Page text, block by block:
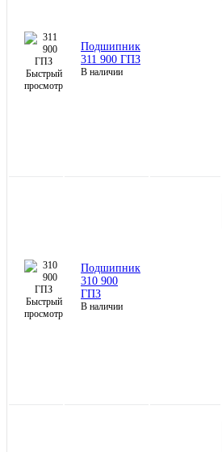
Быстрый
просмотр
Подшипник
311 900 ГПЗ
В наличии
Быстрый
просмотр
Подшипник
310 900
ГПЗ
В наличии